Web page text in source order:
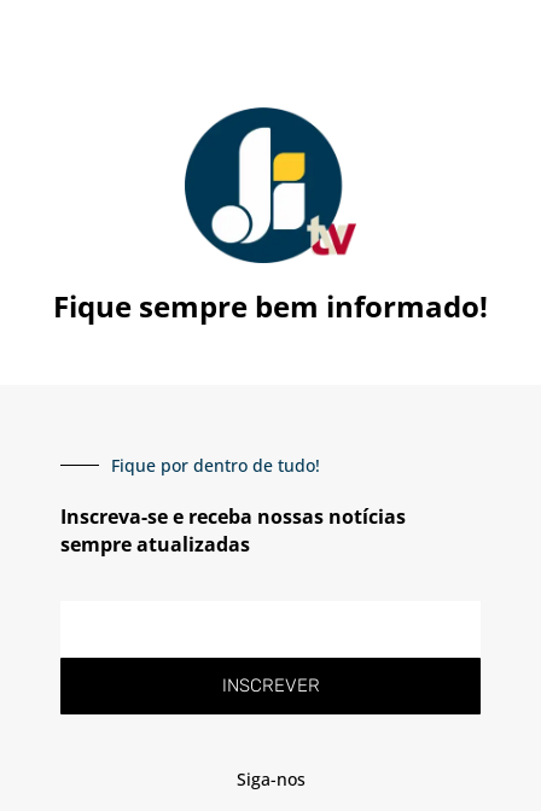
Fique sempre bem informado!
Fique por dentro de tudo!
Inscreva-se e receba nossas notícias
sempre atualizadas
INSCREVER
Siga-nos